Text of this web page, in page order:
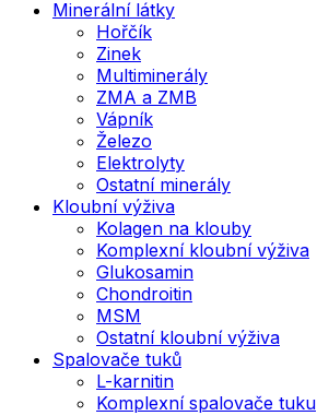
Minerální látky
Hořčík
Zinek
Multiminerály
ZMA a ZMB
Vápník
Železo
Elektrolyty
Ostatní minerály
Kloubní výživa
Kolagen na klouby
Komplexní kloubní výživa
Glukosamin
Chondroitin
MSM
Ostatní kloubní výživa
Spalovače tuků
L-karnitin
Komplexní spalovače tuku